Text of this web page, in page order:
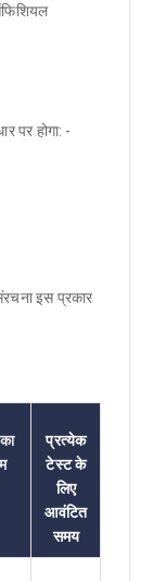
पर होगा: -
इस प्रकार
प्रत्येक
टेस्ट के
लिए
आवंटित
समय